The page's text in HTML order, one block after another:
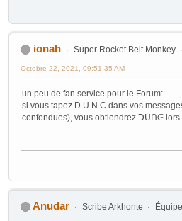
ionah Super Rocket Belt Monkey
Octobre 22, 2021, 09:51:35 AM
un peu de fan service pour le Forum:
si vous tapez D U N C dans vos
confondues), vous obtiendrez ᑐᑌᑎᕮ lors
Anudar Scribe Arkhonte